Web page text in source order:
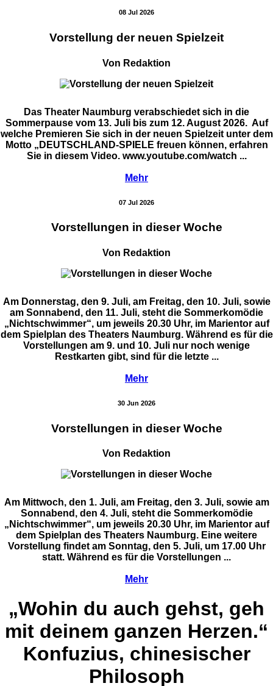
08 Jul 2026
Vorstellung der neuen Spielzeit
Von Redaktion
Das Theater Naumburg verabschiedet sich in die
Sommerpause vom 13. Juli bis zum 12. August 2026. Auf
welche Premieren Sie sich in der neuen Spielzeit unter dem
Motto „DEUTSCHLAND-SPIELE freuen können, erfahren
Sie in diesem Video. www.youtube.com/watch ...
Mehr
07 Jul 2026
Vorstellungen in dieser Woche
Von Redaktion
Am Donnerstag, den 9. Juli, am Freitag, den 10. Juli, sowie
am Sonnabend, den 11. Juli, steht die Sommerkomödie
„Nichtschwimmer“, um jeweils 20.30 Uhr, im Marientor auf
dem Spielplan des Theaters Naumburg. Während es für die
Vorstellungen am 9. und 10. Juli nur noch wenige
Restkarten gibt, sind für die letzte ...
Mehr
30 Jun 2026
Vorstellungen in dieser Woche
Von Redaktion
Am Mittwoch, den 1. Juli, am Freitag, den 3. Juli, sowie am
Sonnabend, den 4. Juli, steht die Sommerkomödie
„Nichtschwimmer“, um jeweils 20.30 Uhr, im Marientor auf
dem Spielplan des Theaters Naumburg. Eine weitere
Vorstellung findet am Sonntag, den 5. Juli, um 17.00 Uhr
statt. Während es für die Vorstellungen ...
Mehr
„Wohin du auch gehst, geh
mit deinem ganzen Herzen.“
Konfuzius, chinesischer
Philosoph